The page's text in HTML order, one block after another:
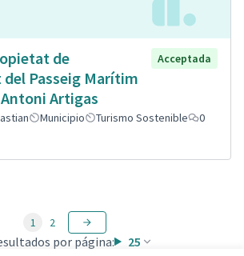
de
Passeig Marítim
Artigas
Acceptada
Municipio Turismo Sostenible
0
por página: 25
1 2